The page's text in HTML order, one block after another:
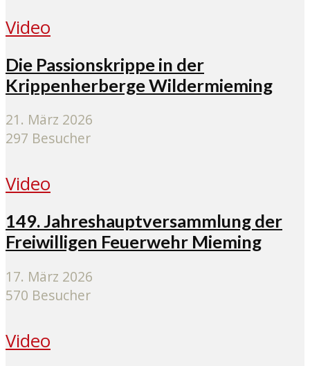
Video
Die Passionskrippe in der
Krippenherberge Wildermieming
21. März 2026
297 Besucher
Video
149. Jahreshauptversammlung der
Freiwilligen Feuerwehr Mieming
17. März 2026
570 Besucher
Video